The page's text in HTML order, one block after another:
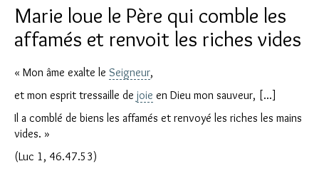
Marie loue le Père qui comble les
affamés et renvoit les riches vides
« Mon âme exalte le Seigneur,
et mon esprit tressaille de joie en Dieu mon sauveur, [...]
Il a comblé de biens les affamés et renvoyé les riches les mains
vides. »
(Luc 1, 46.47.53)